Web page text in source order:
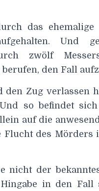
das
Und
zwölf
den Fall
den Zug verlassen
so befindet
auf die
Flucht des
nicht der
in den Fall